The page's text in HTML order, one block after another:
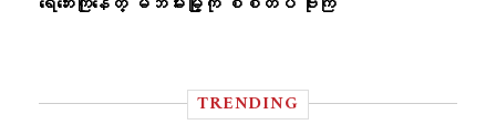
TRENDING